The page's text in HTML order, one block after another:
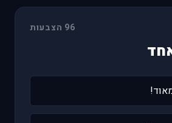
96 הצבעות